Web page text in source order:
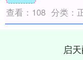
查看： 108 分类：
启